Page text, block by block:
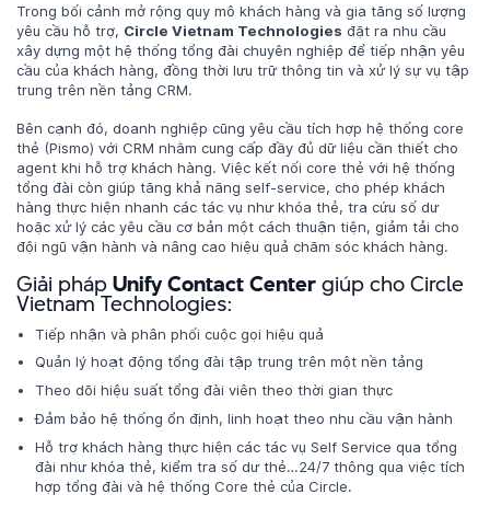
Trong bối cảnh mở rộng quy mô khách hàng và gia tăng số lượng
yêu cầu hỗ trợ, Circle Vietnam Technologies đặt ra nhu cầu
xây dựng một hệ thống tổng đài chuyên nghiệp để tiếp nhận yêu
cầu của khách hàng, đồng thời lưu trữ thông tin và xử lý sự vụ tập
trung trên nền tảng CRM.
Bên cạnh đó, doanh nghiệp cũng yêu cầu tích hợp hệ thống core
thẻ (Pismo) với CRM nhằm cung cấp đầy đủ dữ liệu cần thiết cho
agent khi hỗ trợ khách hàng. Việc kết nối core thẻ với hệ thống
tổng đài còn giúp tăng khả năng self-service, cho phép khách
hàng thực hiện nhanh các tác vụ như khóa thẻ, tra cứu số dư
hoặc xử lý các yêu cầu cơ bản một cách thuận tiện, giảm tải cho
đội ngũ vận hành và nâng cao hiệu quả chăm sóc khách hàng.
Giải phápUnify Contact Centergiúp cho Circle
Vietnam Technologies:
Tiếp nhận và phân phối cuộc gọi hiệu quả
Quản lý hoạt động tổng đài tập trung trên một nền tảng
Theo dõi hiệu suất tổng đài viên theo thời gian thực
Đảm bảo hệ thống ổn định, linh hoạt theo nhu cầu vận hành
Hỗ trợ khách hàng thực hiện các tác vụ Self Service qua tổng
đài như khóa thẻ, kiểm tra số dư thẻ…24/7 thông qua việc tích
hợp tổng đài và hệ thống Core thẻ của Circle.